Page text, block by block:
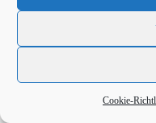
Cookie-